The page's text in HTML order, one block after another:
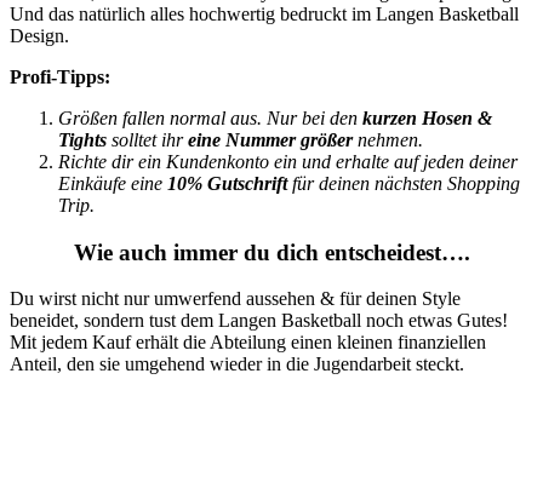
Und das natürlich alles hochwertig bedruckt im Langen Basketball
Design.
Profi-Tipps:
Größen fallen normal aus. Nur bei den kurzen Hosen &
Tights solltet ihreine Nummer größernehmen.
Richte dir ein Kundenkonto ein und erhalte auf jeden deiner
Einkäufe eine 10% Gutschriftfür deinen nächsten Shopping
Trip.
Wie auch immer du dich entscheidest….
Du wirst nicht nur umwerfend aussehen & für deinen Style
beneidet, sondern tust dem Langen Basketball noch etwas Gutes!
Mit jedem Kauf erhält die Abteilung einen kleinen finanziellen
Anteil, den sie umgehend wieder in die Jugendarbeit steckt.